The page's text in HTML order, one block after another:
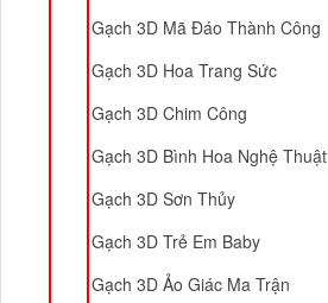
Gạch 3D Mã Đáo Thành Công
Gạch 3D Hoa Trang Sức
Gạch 3D Chim Công
Gạch 3D Bình Hoa Nghệ Thuật
Gạch 3D Sơn Thủy
Gạch 3D Trẻ Em Baby
Gạch 3D Ảo Giác Ma Trận